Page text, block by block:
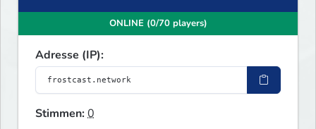
ONLINE (0/70 players)
Adresse (IP):
Stimmen:0